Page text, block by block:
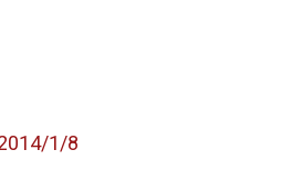
1/8